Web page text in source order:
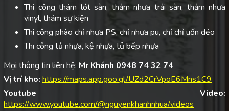
Thi công thảm lót sàn, thảm nhựa trải sàn, thảm nhựa
vinyl, thảm sự kiện
Thi công phào chỉ nhựa PS, chỉ nhựa pu, chỉ chỉ uốn dẻo
Thi công tủ nhựa, kệ nhựa, tủ bếp nhựa
Mọi thông tin liên hệ: Mr Khánh 0948 74 32 74
Vị trí kho: https://maps.app.goo.gl/UZd2CrVpoE6Mns1C9
Youtube Video:
https://www.youtube.com/@nguyenkhanhnhua/videos